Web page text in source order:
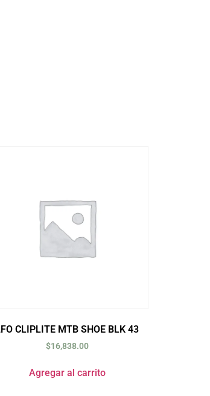
CLIPLITE MTB SHOE BLK 43
$16,838.00
Agregar al carrito